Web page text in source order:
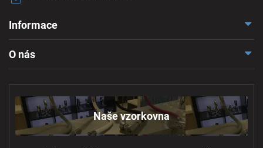
Informace
Ochrana osobních údajů
O nás
Naše vzorkovna